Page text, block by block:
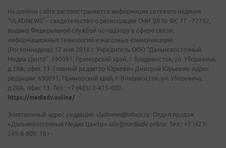
На данном сайте распространяется информация сетевого издания
"VLADNEWS" - свидетельство о регистрации СМИ ЭЛ № ФС 77 - 72742,
выдано Федеральной службой по надзору в сфере связи,
информационных технологий и массовых коммуникаций
(Роскомнадзор) 17 мая 2018 г. Учредитель ООО "Дальневосточный
Медиа Центр". 690091, Приморский край, г. Владивосток, ул. Уборевича,
д.20А, офис 13. Главный редактор Юркевич Дмитрий Юрьевич. Адрес
редакции: 690091, Приморский край, г. Владивосток, ул. Уборевича,
д.20А, офис 13. Тел.: +7 (423) 2-415-600.
https://mediadv.online/
Электронный адрес редакции: vladnews@inbox.ru. Отдел продаж
«Дальневосточный Медиа Центр» sale@mediadv.online. Тел.: +7 (423)
249-8-800. 18+